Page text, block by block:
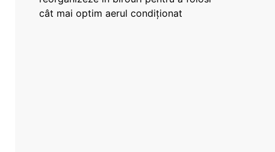
cât mai optim aerul condiționat